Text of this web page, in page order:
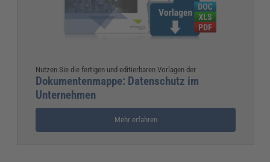
Nutzen Sie die fertigen und editierbaren Vorlagen der
Dokumentenmappe: Datenschutz im
Unternehmen
Mehr erfahren